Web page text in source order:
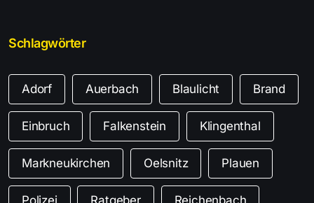
Schlagwörter
Adorf Auerbach Blaulicht Brand
Einbruch Falkenstein Klingenthal
Markneukirchen Oelsnitz Plauen
Polizei Ratgeber Reichenbach